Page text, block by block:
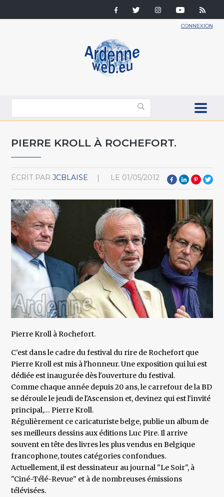
CONNEXION
PIERRE KROLL À ROCHEFORT.
ÉCRIT PAR JCBLAISE LE 01/05/2012
Pierre Kroll à Rochefort.
C'est dans le cadre du festival du rire de Rochefort que
Pierre Kroll est mis à l'honneur. Une exposition qui lui est
dédiée est inaugurée dès l'ouverture du festival.
Comme chaque année depuis 20 ans, le carrefour de la BD
se déroule le jeudi de l'Ascension et, devinez qui est l'invité
principal,… Pierre Kroll.
Régulièrement ce caricaturiste belge, publie un album de
ses meilleurs dessins aux éditions Luc Pire. Il arrive
souvent en tête des livres les plus vendus en Belgique
francophone, toutes catégories confondues.
Actuellement, il est dessinateur au journal "Le Soir", à
"Ciné-Télé-Revue" et à de nombreuses émissions
télévisées.